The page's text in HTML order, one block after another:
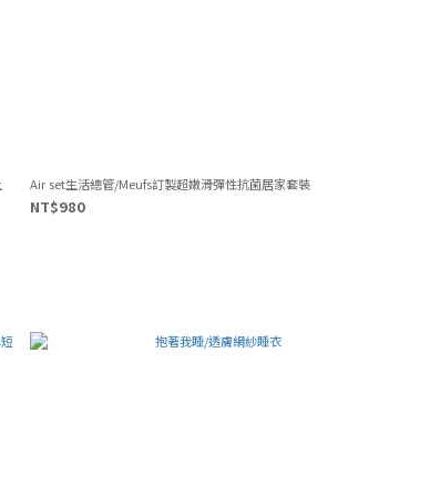
Air set生活總管/Meufs訂製超嫩滑彈性抗菌居家套裝
NT$980